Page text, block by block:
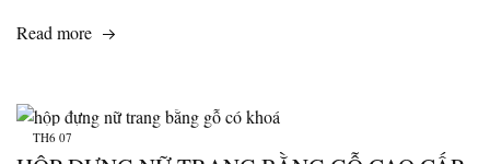
Read more
TH6 07